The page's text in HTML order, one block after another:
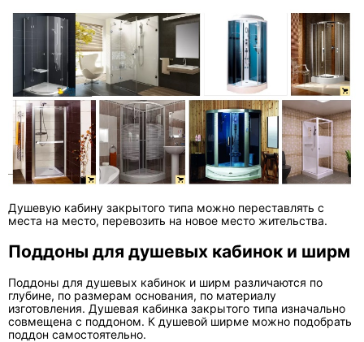
Душевую кабину закрытого типа можно переставлять с
места на место, перевозить на новое место жительства.
Поддоны для душевых кабинок и ширм
Поддоны для душевых кабинок и ширм различаются по
глубине, по размерам основания, по материалу
изготовления. Душевая кабинка закрытого типа изначально
совмещена с поддоном. К душевой ширме можно подобрать
поддон самостоятельно.